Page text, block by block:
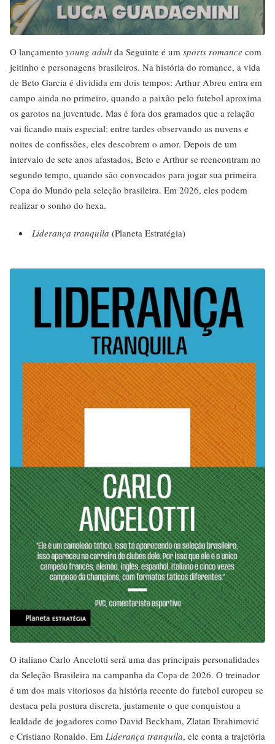
O lançamento young adultda Seguinte é um sports romance com
jeitinho e personagens brasileiros. Na história do romance, a vida
de Beto Garcia é dividida em dois tempos: Arthur Abreu entra em
campo ainda no primeiro, quando a paixão pelo futebol aproxima
os garotos na juventude. Mas é fora dos gramados que a relação
vai ficando mais especial: entre tardes observando as nuvens e
noites de confissões, eles descobrem o amor. Depois de um
intervalo de sete anos afastados, Beto e Arthur se reencontram no
segundo tempo, quando são convocados para jogar sua primeira
Copa do Mundo pela seleção brasileira. Em 2026, eles podem
realizar o sonho do hexa.
Liderança tranquila (Planeta Estratégia)
O italiano Carlo Ancelotti será uma das principais personalidades
da Seleção Brasileira na campanha da Copa de 2026. O treinador
é um dos mais vitoriosos da história recente do futebol europeu se
destaca pela postura discreta, justamente o que conquistou a
lealdade de jogadores como David Beckham, Zlatan Ibrahimović
e Cristiano Ronaldo. Em Liderança tranquila, ele conta a trajetória